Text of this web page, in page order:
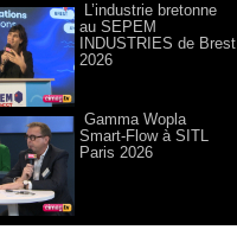
L’industrie bretonne
au SEPEM
INDUSTRIES de Brest
2026
Gamma Wopla
Smart-Flow à SITL
Paris 2026